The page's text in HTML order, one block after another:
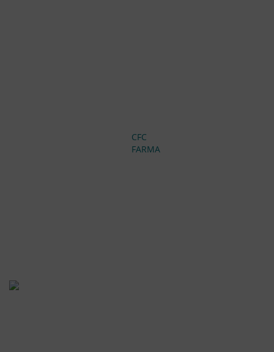
CFC
FARMA